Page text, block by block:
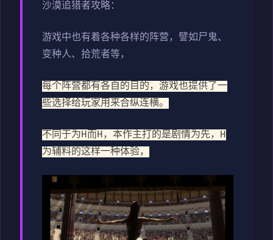
沙漠追猎者攻略：
游戏中也有着各种各样的阵营，譬如尸鬼、
变种人、拾荒者等，
每个阵营都有各自的目的，游戏也提供了一
些选择给玩家用来合纵连横。
不同于为H而H，本作主打的是剧情为先，H
为辅料的这样一种体验，